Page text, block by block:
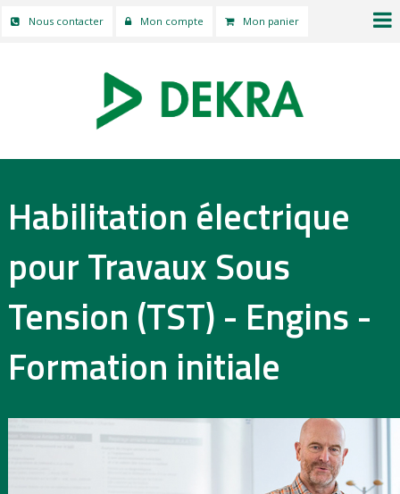
Nous contacter Mon compte Mon panier
Habilitation électrique
pour Travaux Sous
Tension (TST) - Engins -
Formation initiale